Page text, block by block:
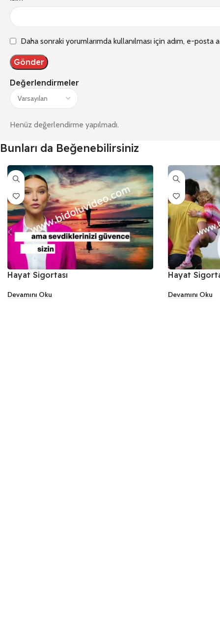
Değerlendirmeler
Henüz değerlendirme yapılmadı.
Daha sonraki yorumlarımda kullanılması için adım, e-
Bunları da Beğenebilirsiniz
Hayat Sigortası
Devamını Oku
Hayat
Devamını Oku